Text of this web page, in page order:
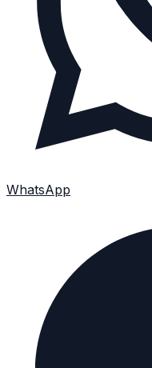
WhatsApp